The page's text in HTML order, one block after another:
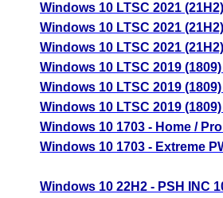
Windows 10 LTSC 2021
Windows 10 LTSC 2021
Windows 10 LTSC 2021
Windows 10 LTSC 2019
Windows 10 LTSC 2019
Windows 10 LTSC 2019
Windows 10 1703 - Home /
Windows 10 1703 - Extreme
Windows 10 22H2 - PSH INC